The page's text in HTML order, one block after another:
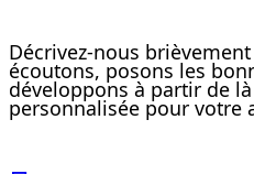
Décrivez-nous
écoutons, posons les
développons à partir de
personnalisée pour votre